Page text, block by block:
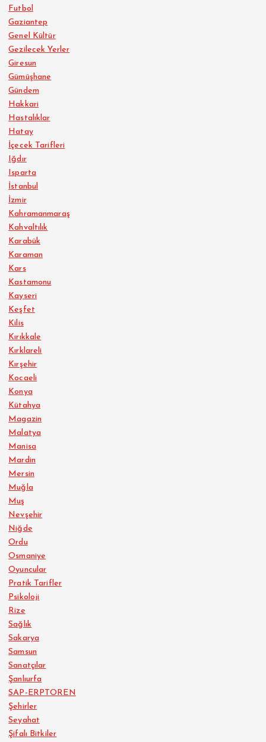
Futbol
Gaziantep
Genel Kültür
Gezilecek Yerler
Giresun
Gümüşhane
Gündem
Hakkari
Hastalıklar
Hatay
İçecek Tarifleri
Iğdır
Isparta
İstanbul
İzmir
Kahramanmaraş
Kahvaltılık
Karabük
Karaman
Kars
Kastamonu
Kayseri
Keşfet
Kilis
Kırıkkale
Kırklareli
Kırşehir
Kocaeli
Konya
Kütahya
Magazin
Malatya
Manisa
Mardin
Mersin
Muğla
Muş
Nevşehir
Niğde
Ordu
Osmaniye
Oyuncular
Pratik Tarifler
Psikoloji
Rize
Sağlık
Sakarya
Samsun
Sanatçılar
Şanlıurfa
SAP-ERPTOREN
Şehirler
Seyahat
Şifalı Bitkiler